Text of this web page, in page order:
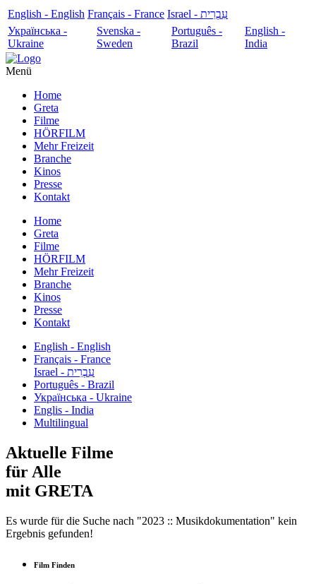
English - English Français - France
עִבְרִית - Israel
Українська -
Ukraine
Svenska -
Sweden
Português -
Brazil
English -
India
Menü
Home
Greta
Filme
HÖRFILM
Mehr Freizeit
Branche
Kinos
Presse
Kontakt
Home
Greta
Filme
HÖRFILM
Mehr Freizeit
Branche
Kinos
Presse
Kontakt
English - English
Français - France
עִבְרִית - Israel
Português - Brazil
Українська - Ukraine
Englis - India
Multilingual
Aktuelle Filme
für Alle
mit GRETA
Es wurde für die Suche nach "2023 :: Musikdokumentation" kein
Ergebnis gefunden!
Film Finden